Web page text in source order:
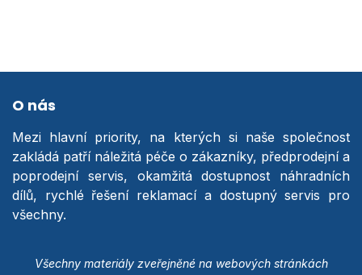
O nás
Mezi hlavní priority, na kterých si naše společnost
zakládá patří náležitá péče o zákazníky, předprodejní a
poprodejní servis, okamžitá dostupnost náhradních
dílů, rychlé řešení reklamací a dostupný servis pro
všechny.
Všechny materiály zveřejněné na webových stránkách